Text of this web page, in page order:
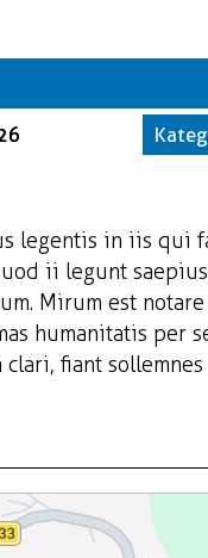
legentis in iis qui
ii legunt
Mirum est
humanitatis per
fiant